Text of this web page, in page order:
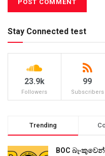
Stay Connected test
23.9k
Followers
99
Subscribers
Trending
BOC